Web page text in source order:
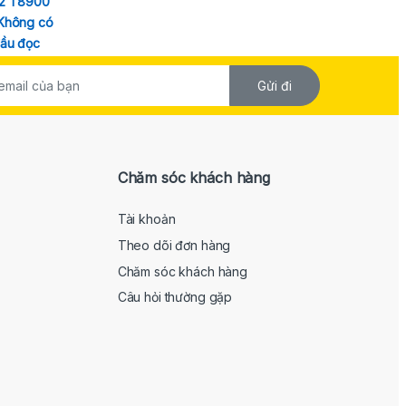
Gửi đi
Chăm sóc khách hàng
Tài khoản
Theo dõi đơn hàng
Chăm sóc khách hàng
Câu hỏi thường gặp